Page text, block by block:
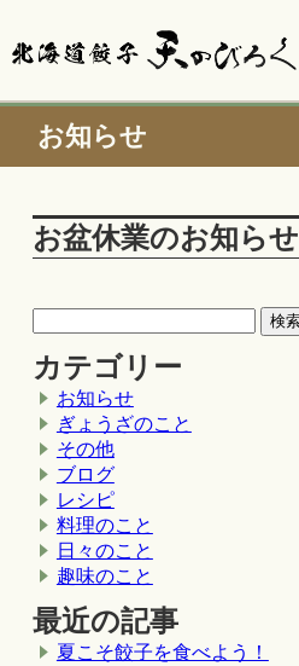
お知らせ
お盆休業のお知らせ
カテゴリー
お知らせ
ぎょうざのこと
その他
ブログ
レシピ
料理のこと
日々のこと
趣味のこと
最近の記事
夏こそ餃子を食べよう！